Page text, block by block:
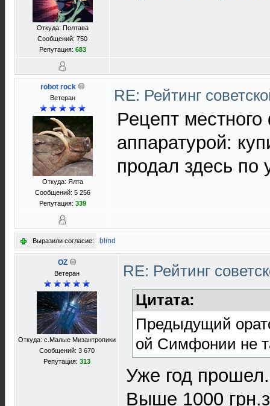
Откуда: Полтава
Сообщений: 750
Репутация: 683
robot rock
Ветеран
Откуда: Ялта
Сообщений: 5 256
Репутация: 339
RE: Рейтинг
Рецепт
аппаратурой:
продал здесь по
Выразили согласие: blind
OZ
Ветеран
Откуда: с.Малые Мизантропики
Сообщений: 3 670
Репутация: 313
RE: Рейтинг
Цитата:
Предыдущий
ой Симфонии не
Уже год
Выше 1000